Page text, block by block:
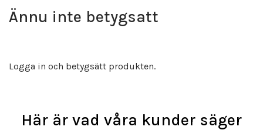
Ännu inte betygsatt
Logga in och betygsätt produkten.
Här är vad våra kunder säger